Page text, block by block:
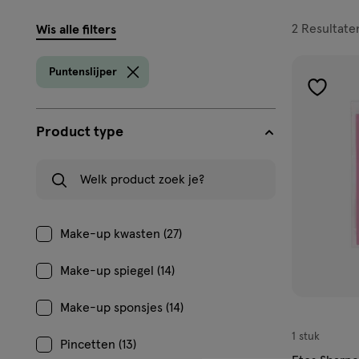
filters
Wis alle filters
Puntenslijper
Product type
Make-up kwasten (27)
Make-up spiegel (14)
Make-up sponsjes (14)
Pincetten (13)
2
1 stuk